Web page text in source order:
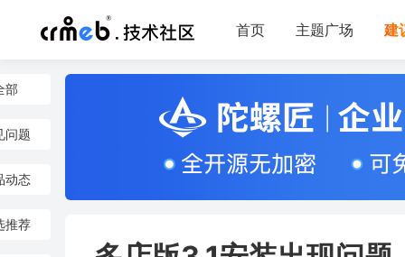
首页 主题广场 建
部
问题
动态
推荐